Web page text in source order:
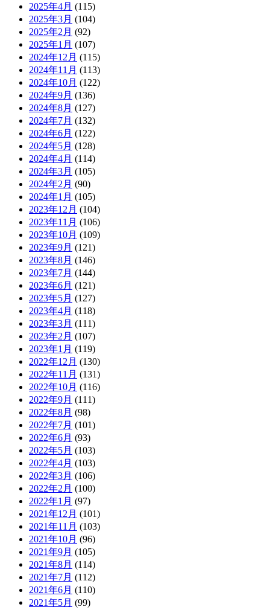
2025年4月 (115)
2025年3月 (104)
2025年2月 (92)
2025年1月 (107)
2024年12月 (115)
2024年11月 (113)
2024年10月 (122)
2024年9月 (136)
2024年8月 (127)
2024年7月 (132)
2024年6月 (122)
2024年5月 (128)
2024年4月 (114)
2024年3月 (105)
2024年2月 (90)
2024年1月 (105)
2023年12月 (104)
2023年11月 (106)
2023年10月 (109)
2023年9月 (121)
2023年8月 (146)
2023年7月 (144)
2023年6月 (121)
2023年5月 (127)
2023年4月 (118)
2023年3月 (111)
2023年2月 (107)
2023年1月 (119)
2022年12月 (130)
2022年11月 (131)
2022年10月 (116)
2022年9月 (111)
2022年8月 (98)
2022年7月 (101)
2022年6月 (93)
2022年5月 (103)
2022年4月 (103)
2022年3月 (106)
2022年2月 (100)
2022年1月 (97)
2021年12月 (101)
2021年11月 (103)
2021年10月 (96)
2021年9月 (105)
2021年8月 (114)
2021年7月 (112)
2021年6月 (110)
2021年5月 (99)